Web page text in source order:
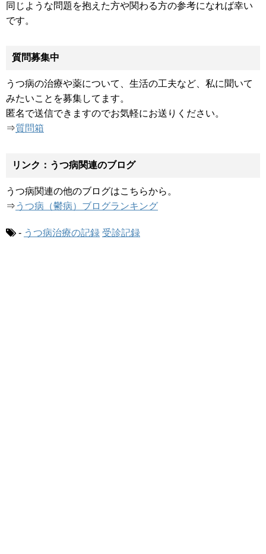
同じような問題を抱えた方や関わる方の参考になれば幸い
です。
質問募集中
うつ病の治療や薬について、生活の工夫など、私に聞いて
みたいことを募集してます。
匿名で送信できますのでお気軽にお送りください。
⇒質問箱
リンク：うつ病関連のブログ
うつ病関連の他のブログはこちらから。
⇒ うつ病（鬱病）ブログランキング
- うつ病治療の記録 受診記録